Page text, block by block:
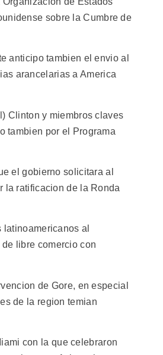
sobre la Cumbre de
anticipo tambien el envio al
arancelarias a America
Clinton y miembros claves
tambien por el Programa
el gobierno solicitara al
la ratificacion de la Ronda
al
libre comercio con
de Gore, en especial
de la region temian
con la que celebraron